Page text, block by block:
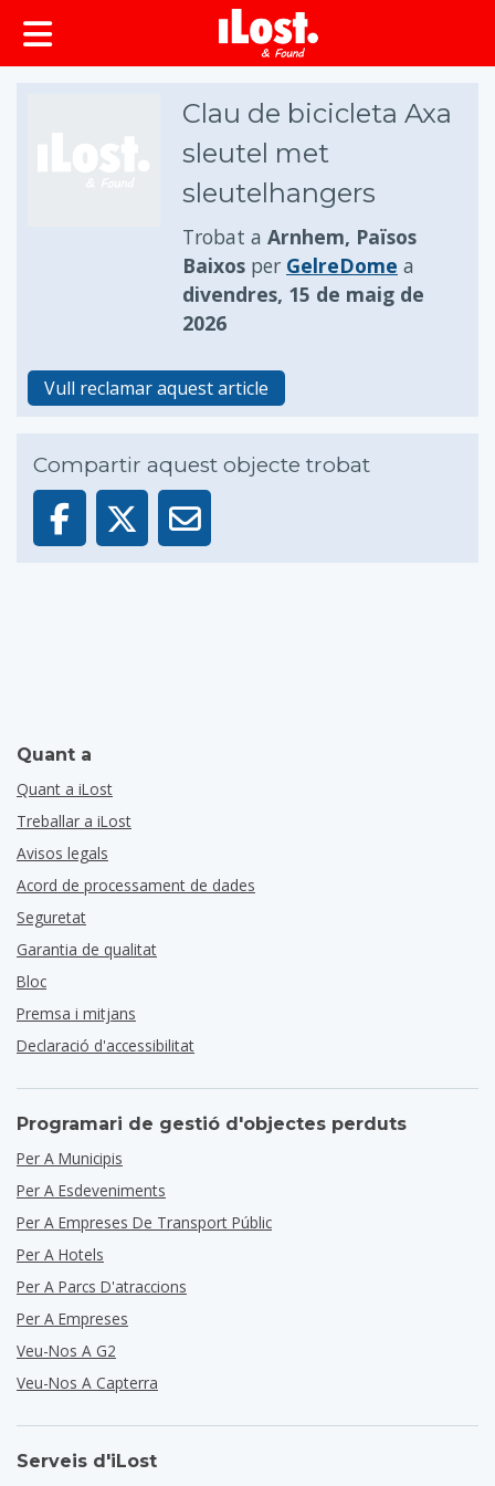
principal
Clau de bicicleta Axa
sleutel met
sleutelhangers
Trobat a Arnhem, Països
Baixos per GelreDome a
divendres, 15 de maig de
2026
Vull reclamar aquest article
Compartir aquest objecte trobat
Quant a
Quant a iLost
Treballar a iLost
Avisos legals
Acord de processament de dades
Seguretat
Garantia de qualitat
Bloc
Premsa i mitjans
Declaració d'accessibilitat
Programari de gestió d'objectes perduts
Per A Municipis
Per A Esdeveniments
Per A Empreses De Transport Públic
Per A Hotels
Per A Parcs D'atraccions
Per A Empreses
Veu-Nos A G2
Veu-Nos A Capterra
Serveis d'iLost